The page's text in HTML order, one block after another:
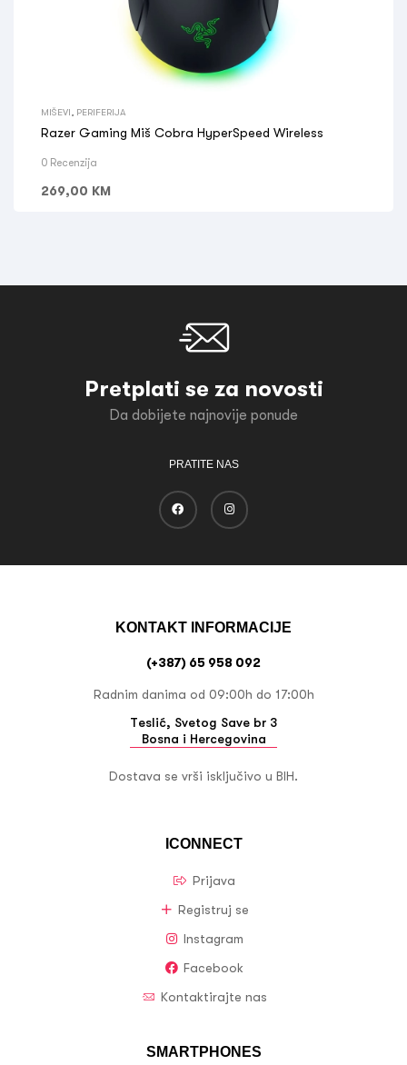
MIŠEVI PERIFERIJA
Razer Gaming Miš Cobra HyperSpeed Wireless
0 Recenzija
269,00 KM
Pretplati se za novosti
Da dobijete najnovije ponude
PRATITE NAS
ICONNECT
Prijava
Registruj se
Instagram
Facebook
Kontaktirajte nas
SMARTPHONES
KONTAKT INFORMACIJE
(+387) 65 958 092
Radnim danima od 09:00h do 17:00h
Teslić, Svetog Save br 3
Bosna i Hercegovina
Dostava se vrši isključivo u BIH.